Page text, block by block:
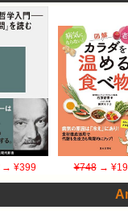
→ ¥399 ¥748→